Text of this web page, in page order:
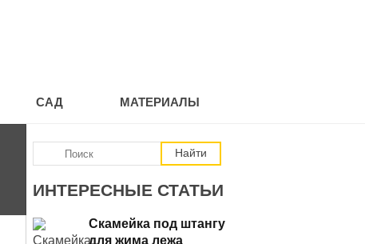
САД МАТЕРИАЛЫ
ИНТЕРЕСНЫЕ СТАТЬИ
Скамейка под штангу
для жима лежа